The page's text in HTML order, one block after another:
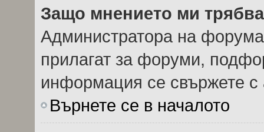
Защо мнението ми
Администратора на
прилагат за форуми,
информация се свържете с
Върнете се в началото